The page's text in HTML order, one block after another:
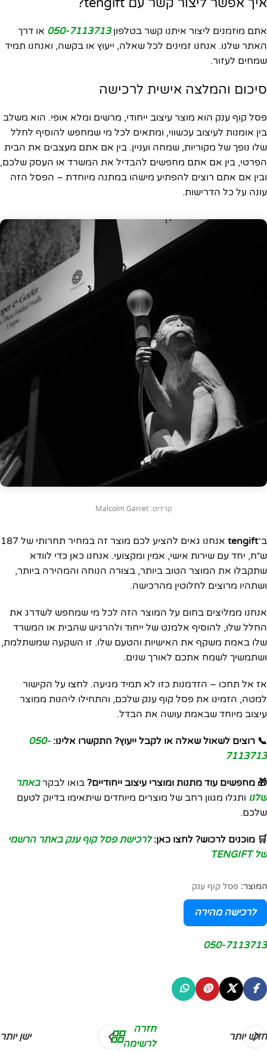
אתם מוזמנים ליצור איתנו קשר בטלפון050-7113713 או דרך
האתר שלנו. אנחנו זמינים לכל שאלה, ייעוץ או בקשה, ואנחנו תמיד
שמחים לעזור.
סיכום והמלצה אישית לרכישה
פסל קוף ענק הוא מוצר עיצוב ייחודי, מרשים ומלא אופי. הוא משלב
בין אומנות לעיצוב עכשווי, ומתאים לכל מי שמחפש להוסיף לחלל
שלו נופך של מקוריות, שמחה ועניין. בין אם אתם מעצבים את הבית
הפרטי, בין אם אתם מחפשים להבדיל את המשרד או העסק שלכם,
ובין אם אתם רוצים להפתיע מישהו במתנה מיוחדת – הפסל הזה
עונה על כל הדרישות.
קרדיט: Malcolm Garret
ב־tengift
אנחנו גאים להציע לכם מוצר זה במחיר תחרותי של 187
ש״ח, יחד עם שירות אישי, אמין ומקצועי. אנחנו כאן כדי לוודא
שתקבלו את המוצר הטוב ביותר, בצורה הנוחה והמהירה ביותר,
ושתהיו מרוצים לחלוטין מהרכישה.
אנחנו ממליצים בחום על המוצר הזה לכל מי שמחפש לשדרג את
החלל שלו, להוסיף אלמנט של ייחוד ולהרגיש שהבית או המשרד
שלו באמת משקף את האישיות והטעם שלו. זו השקעה שמשתלמת,
ושתמשיך לשמח אתכם לאורך שנים.
אז אל תחכו – הזדמנות כזו לא תמיד מגיעה. לחצו על הקישור
למטה, הזמינו את פסל קוף ענק שלכם, והתחילו ליהנות ממוצר
עיצוב מיוחד שבאמת עושה את הבדל.
📞 רוצים לשאול שאלה או לקבל ייעוץ? התקשרו אלינו: 050-
7113713
🎁 מחפשים עוד מתנות ומוצרי עיצוב ייחודיים? בואו לבקרבאתר
שלנו ותגלו מגוון רחב של מוצרים מיוחדים שיתאימו בדיוק לטעם
שלכם.
🛒 מוכנים לרכוש? לחצו כאן: לרכישת פסל קוף ענק באתר הרשמי
של TENGIFT
המוצר: פסל קוף ענק
לרכישה מהירה
050-7113713
חדש יותר
חזרה
לרשימה
ישן יותר